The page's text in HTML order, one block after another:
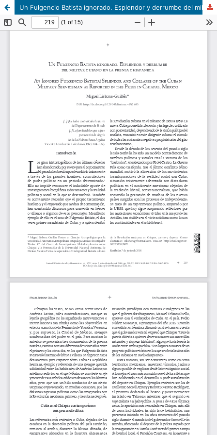
Un Fulgencio Batista ignorado. Esplendor y derrumbe del militar cubano en la prensa chiapaneca